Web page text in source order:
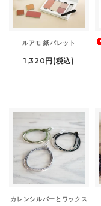
ルアモ 紙パレット
1,320円(税込)
カレンシルバーとワックス